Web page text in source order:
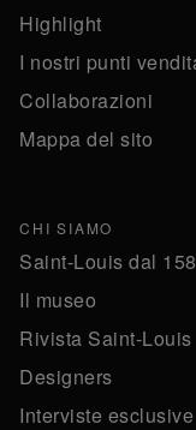
Highlight
I nostri punti
Collaborazioni
Mappa del sito
CHI SIAMO
Saint-Louis dal
Il museo
Rivista Saint-Louis
Designers
Interviste esclusive